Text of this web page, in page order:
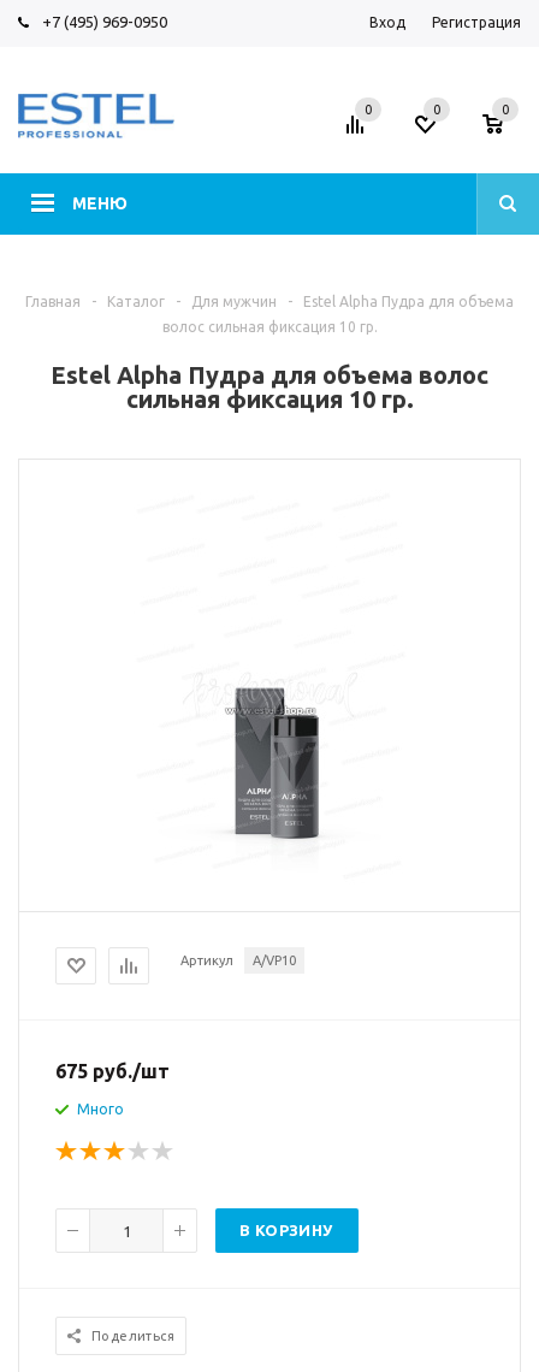
+7 (495) 969-0950 Вход Регистрация
МЕНЮ
0 0 0
Главная - Каталог - Для мужчин -
Estel Alpha Пудра для объема
волос сильная фиксация 10 гр.
Estel Alpha Пудра для объема волос
сильная фиксация 10 гр.
Артикул A/VP10
675 руб./шт
Много
В КОРЗИНУ
Поделиться